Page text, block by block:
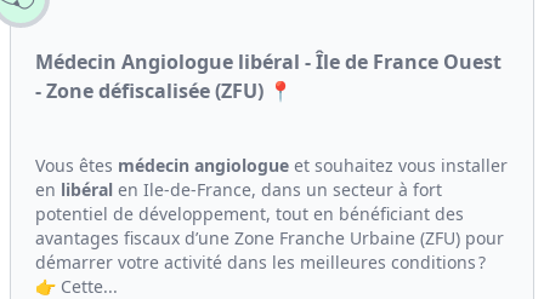
Médecin Angiologue libéral - Île de France Ouest
- Zone défiscalisée (ZFU) 📍
Vous êtes médecin angiologue et souhaitez vous installer
en libéral en Ile-de-France, dans un secteur à fort
potentiel de développement, tout en bénéficiant des
avantages fiscaux d’une Zone Franche Urbaine (ZFU) pour
démarrer votre activité dans les meilleures conditions ?
👉 Cette...